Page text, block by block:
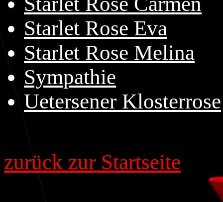
Starlet Rose Eva
Starlet Rose Melina
Sympathie
Uetersener Klosterrose
zurück zur Startseite